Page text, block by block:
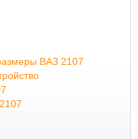
ВАЗ 2107